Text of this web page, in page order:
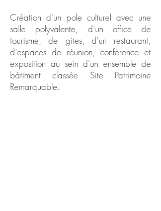
Création d'un pole culturel avec une
salle polyvalente, d'un office de
tourisme, de gites, d'un restaurant,
d'espaces de réunion, conférence et
exposition au sein d'un ensemble de
bâtiment classée Site Patrimoine
Remarquable.